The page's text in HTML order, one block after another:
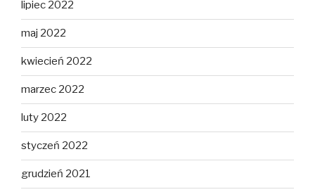
lipiec 2022
maj 2022
kwiecień 2022
marzec 2022
luty 2022
styczeń 2022
grudzień 2021